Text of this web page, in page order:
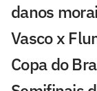
danos
Vasco x
Copa do